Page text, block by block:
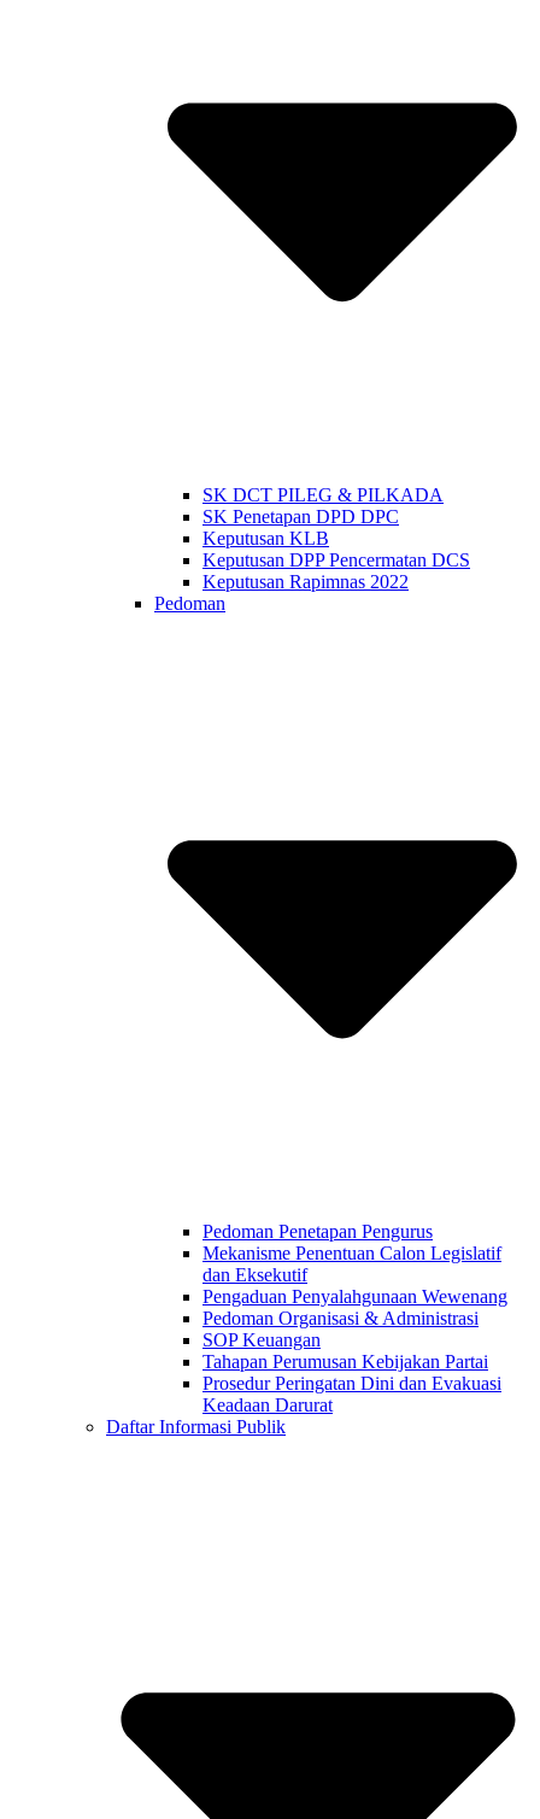
SK DCT PILEG & PILKADA
SK Penetapan DPD DPC
Keputusan KLB
Keputusan DPP Pencermatan DCS
Keputusan Rapimnas 2022
Pedoman
Pedoman Penetapan Pengurus
Mekanisme Penentuan Calon Legislatif
dan Eksekutif
Pengaduan Penyalahgunaan Wewenang
Pedoman Organisasi & Administrasi
SOP Keuangan
Tahapan Perumusan Kebijakan Partai
Prosedur Peringatan Dini dan Evakuasi
Keadaan Darurat
Daftar Informasi Publik